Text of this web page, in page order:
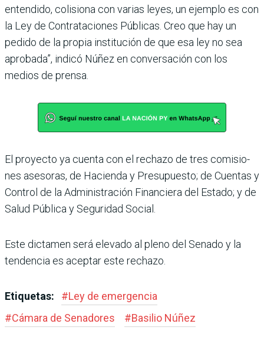
enten­dido, colisiona con varias leyes, un ejemplo es con
la Ley de Contrataciones Públicas. Creo que hay un
pedido de la propia institución de que esa ley no sea
aprobada”, indicó Núñez en conversación con los
medios de prensa.
El proyecto ya cuenta con el rechazo de tres comisio­
nes asesoras, de Hacienda y Presupuesto; de Cuentas y
Control de la Administra­ción Financiera del Estado; y de
Salud Pública y Seguri­dad Social.
Este dictamen será elevado al pleno del Senado y la
tenden­cia es aceptar este rechazo.
Etiquetas: #Ley de emergencia
#Cámara de Senadores #Basilio Núñez